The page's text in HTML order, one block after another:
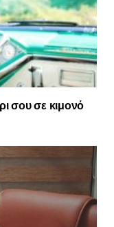
σου σε κιμονό